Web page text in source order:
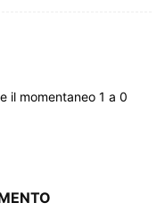
il momentaneo 1 a 0